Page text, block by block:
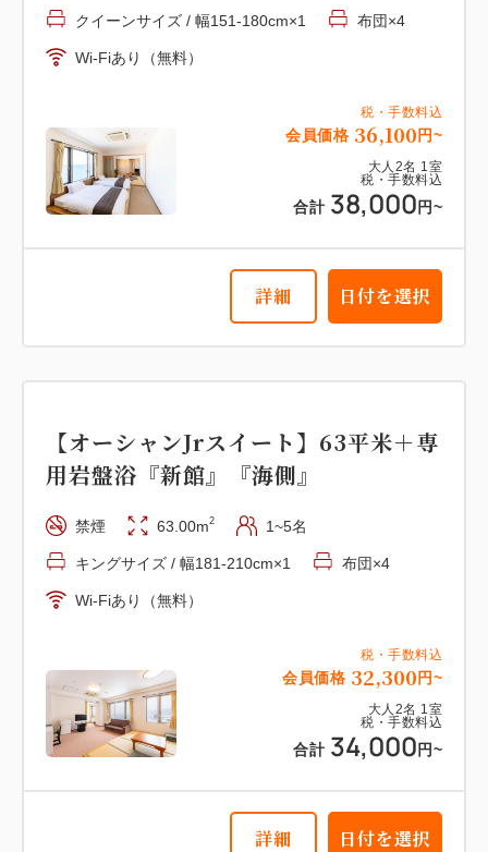
税・手数料込
会員価格 36,100 円~
大人 2名 1 室
税・手数料込
合計 38,000 円~
クイーンサイズ / 幅151-180cm×1 布団×4
Wi-Fiあり（無料）
詳細 日付を選択
税・手数料込
会員価格 32,300 円~
大人 2名 1 室
税・手数料込
合計 34,000 円~
【オーシャンJrスイート】63平米＋専
用岩盤浴『新館』『海側』
禁煙 63.00m2 1~5名
キングサイズ / 幅181-210cm×1 布団×4
Wi-Fiあり（無料）
詳細 日付を選択